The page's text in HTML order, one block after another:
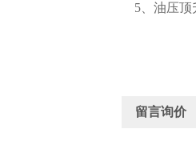
5、油压顶
留言询价